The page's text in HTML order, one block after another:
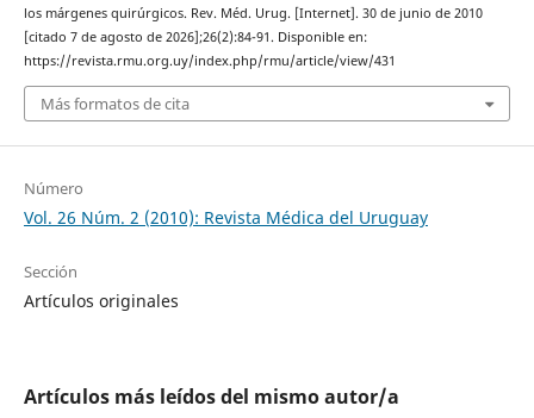
los márgenes quirúrgicos. Rev. Méd. Urug. [Internet]. 30 de junio de 2010
[citado 7 de agosto de 2026];26(2):84-91. Disponible en:
https://revista.rmu.org.uy/index.php/rmu/article/view/431
Más formatos de cita
Número
Vol. 26 Núm. 2 (2010): Revista Médica del Uruguay
Sección
Artículos originales
Artículos más leídos del mismo autor/a